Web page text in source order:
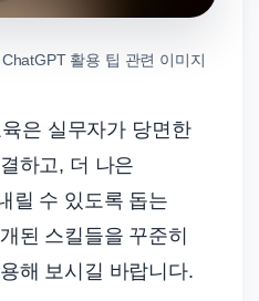
활용 팁 관련 이미지
은 실무자가 당면한
하고, 더 나은
릴 수 있도록 돕는
된 스킬들을 꾸준히
해 보시길 바랍니다.